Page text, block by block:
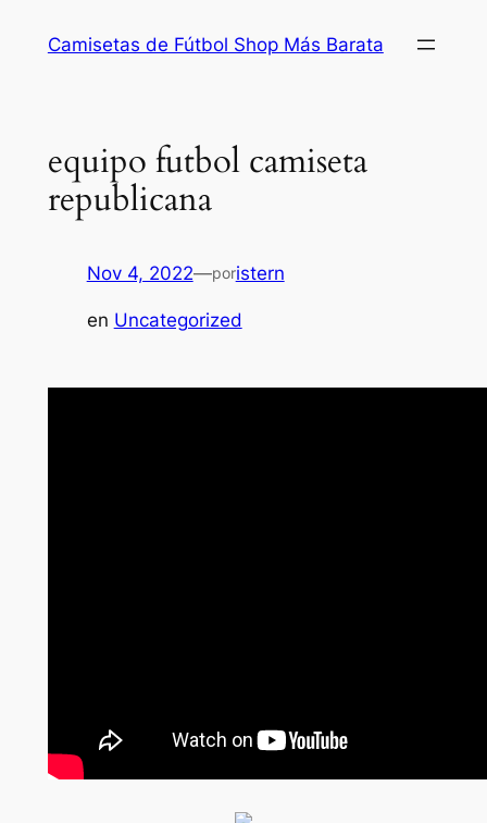
Camisetas de Fútbol Shop Más Barata
equipo futbol camiseta
republicana
Nov 4, 2022—poristern
en Uncategorized